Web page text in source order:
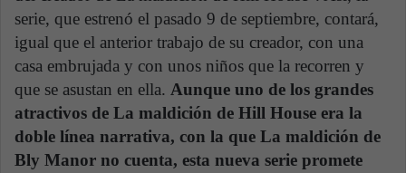
serie, que estrenó el pasado 9 de septiembre, contará,
igual que el anterior trabajo de su creador, con una
casa embrujada y con unos niños que la recorren y
que se asustan en ella. Aunque uno de los grandes
atractivos de La maldición de Hill House era la
doble línea narrativa, con la que La maldición de
Bly Manor no cuenta, esta nueva serie promete